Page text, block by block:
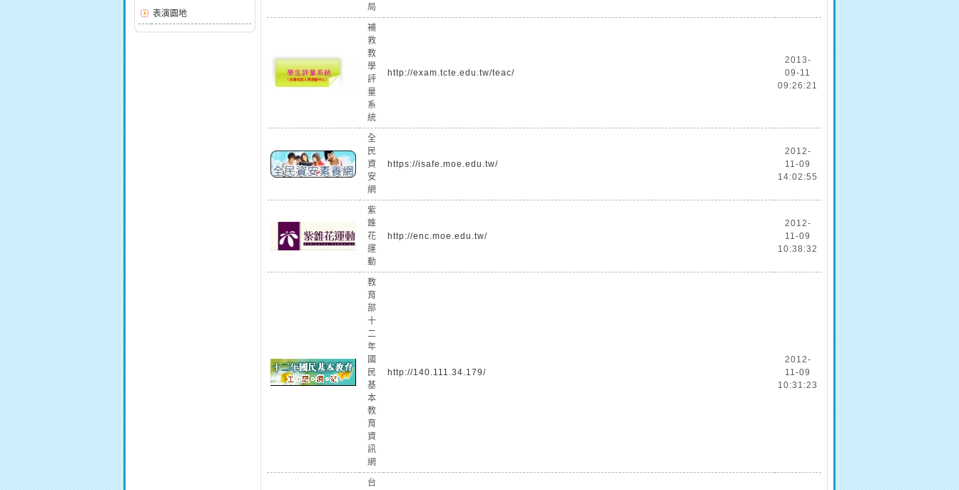
表演園地
局
補
救
教
學
評
量
系
統
http://exam.tcte.edu.tw/teac/
2013-
09-11
09:26:21
全
民
資
安
網
https://isafe.moe.edu.tw/
2012-
11-09
14:02:55
紫
錐
花
運
動
http://enc.moe.edu.tw/
2012-
11-09
10:38:32
教
育
部
十
二
年
國
民
基
本
教
育
資
訊
網
http://140.111.34.179/
2012-
11-09
10:31:23
台